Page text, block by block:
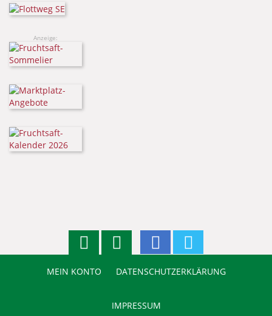
Anzeige:
MEIN KONTO DATENSCHUTZERKLÄRUNG
IMPRESSUM